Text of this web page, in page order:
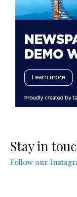
Stay in
Follow our